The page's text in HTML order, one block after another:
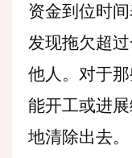
资金到位时
发现拖欠超
他人。对于
能开工或进
地清除出去。